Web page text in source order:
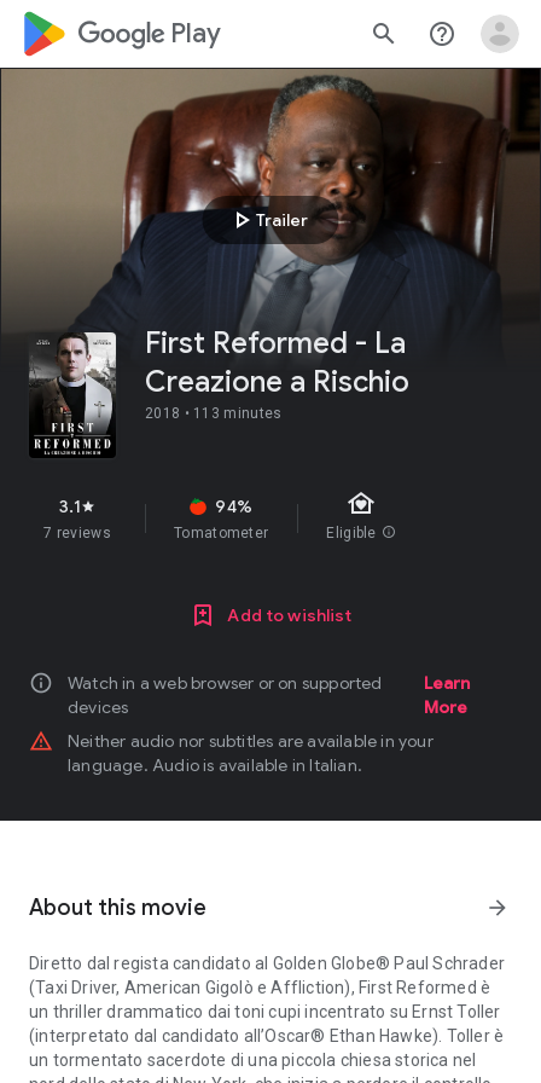
google_logo Play search help_outline
play_arrow Trailer
First Reformed - La
Creazione a Rischio
2018 • 113 minutes
3.1star
7 reviews
94%
Tomatometer
family_home
Eligible info
Add to wishlist
info
Watch in a web browser or on supported
devices
Learn
More
warning_amber
Neither audio nor subtitles are available in your
language. Audio is available in Italian.
About this movie arrow_forward
Diretto dal regista candidato al Golden Globe® Paul Schrader
(Taxi Driver, American Gigolò e Affliction), First Reformed è
un thriller drammatico dai toni cupi incentrato su Ernst Toller
(interpretato dal candidato all’Oscar® Ethan Hawke). Toller è
un tormentato sacerdote di una piccola chiesa storica nel